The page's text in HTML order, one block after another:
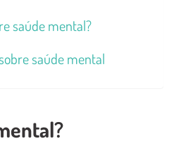
saúde mental?
saúde mental